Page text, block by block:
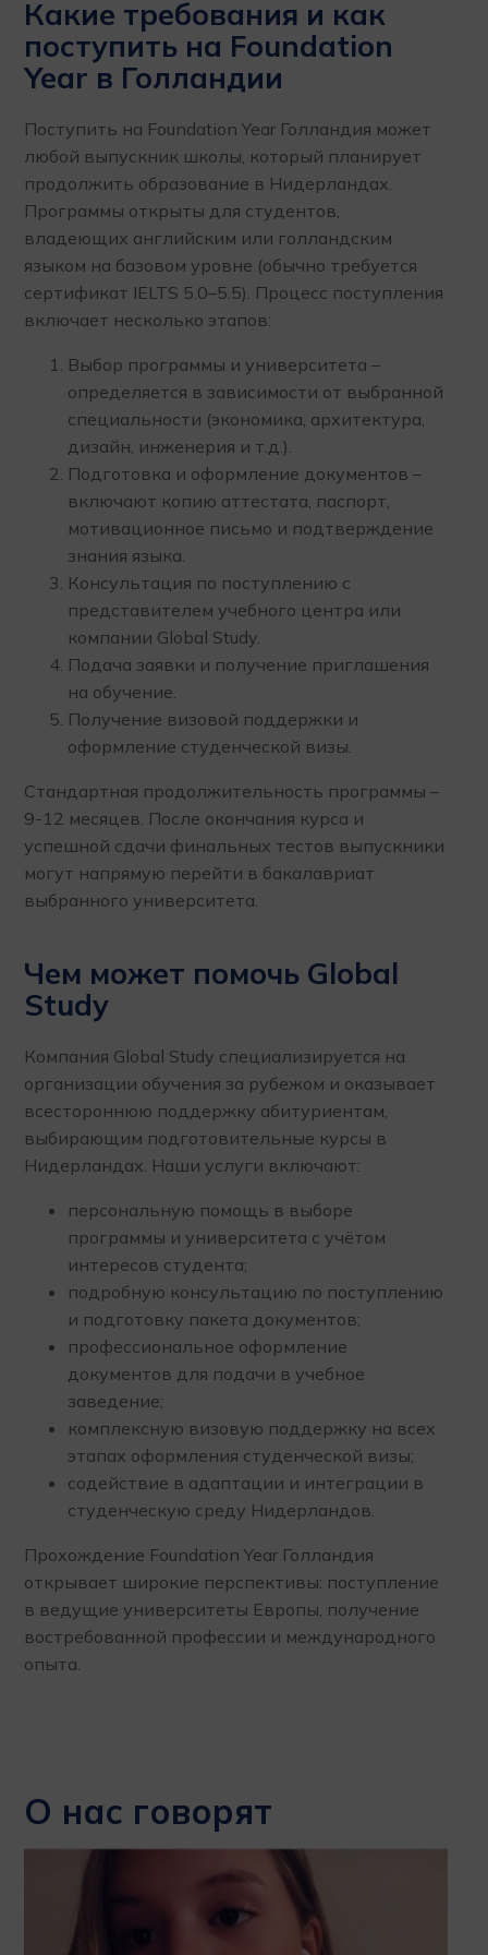
Какие требования и как
поступить на Foundation
Year в Голландии
Поступить на Foundation Year Голландия может
любой выпускник школы, который планирует
продолжить образование в Нидерландах.
Программы открыты для студентов,
владеющих английским или голландским
языком на базовом уровне (обычно требуется
сертификат IELTS 5.0–5.5). Процесс поступления
включает несколько этапов:
Выбор программы и университета –
определяется в зависимости от выбранной
специальности (экономика, архитектура,
дизайн, инженерия и т.д.).
Подготовка и оформление документов –
включают копию аттестата, паспорт,
мотивационное письмо и подтверждение
знания языка.
Консультация по поступлению с
представителем учебного центра или
компании Global Study.
Подача заявки и получение приглашения
на обучение.
Получение визовой поддержки и
оформление студенческой визы.
Стандартная продолжительность программы –
9-12 месяцев. После окончания курса и
успешной сдачи финальных тестов выпускники
могут напрямую перейти в бакалавриат
выбранного университета.
Чем может помочь Global
Study
Компания Global Study специализируется на
организации обучения за рубежом и оказывает
всестороннюю поддержку абитуриентам,
выбирающим подготовительные курсы в
Нидерландах. Наши услуги включают:
персональную помощь в выборе
программы и университета с учётом
интересов студента;
подробную консультацию по поступлению
и подготовку пакета документов;
профессиональное оформление
документов для подачи в учебное
заведение;
комплексную визовую поддержку на всех
этапах оформления студенческой визы;
содействие в адаптации и интеграции в
студенческую среду Нидерландов.
Прохождение Foundation Year Голландия
открывает широкие перспективы: поступление
в ведущие университеты Европы, получение
востребованной профессии и международного
опыта.
О нас говорят